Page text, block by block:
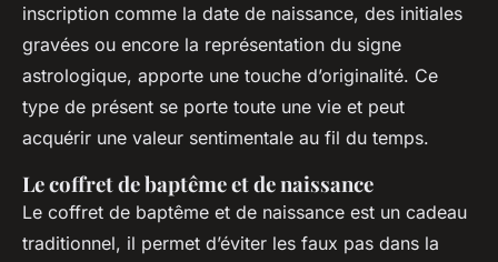
inscription comme la date de naissance, des initiales
gravées ou encore la représentation du signe
astrologique, apporte une touche d’originalité. Ce
type de présent se porte toute une vie et peut
acquérir une valeur sentimentale au fil du temps.
Le coffret de baptême et de naissance
Le coffret de baptême et de naissance est un cadeau
traditionnel, il permet d’éviter les faux pas dans la